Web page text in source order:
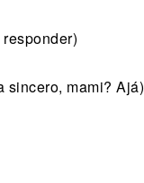
sincero, mami? Ajá)